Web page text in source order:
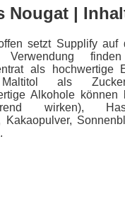
Nougat |
setzt Supplify auf
Verwendung
als hochwertige
als
Alkohole können
wirken),
Kakaopulver,